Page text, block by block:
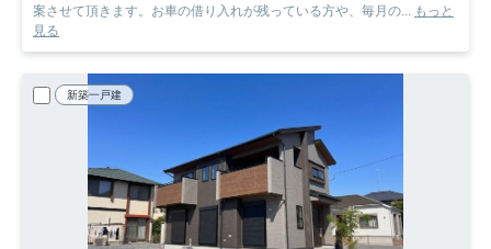
案させて頂きます。お車の借り入れが残っている方や、毎月の...
もっと
見る
新築一戸建